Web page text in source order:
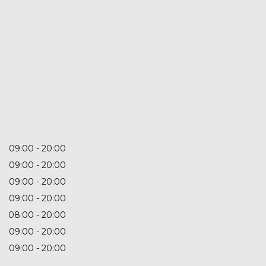
09:00
20:00
09:00
20:00
09:00
20:00
09:00
20:00
08:00
20:00
09:00
20:00
09:00 20:00